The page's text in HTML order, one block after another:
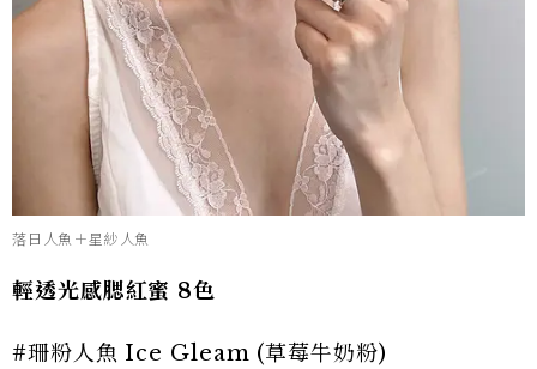
落日人魚＋星紗人魚
輕透光感腮紅蜜 8色
#珊粉人魚 Ice Gleam (草莓牛奶粉)